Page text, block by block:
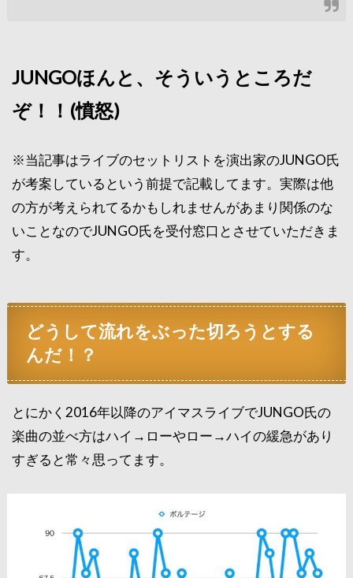
JUNGOほんと、そういうところだ
ぞ！！(憤怒)
※当記事はライブのセットリストを演出家のJUNGO氏
が考案しているという前提で記載してます。実際は他
の方が考えられてるかもしれませんがあまり関係のな
いことなのでJUNGO氏を受付窓口とさせていただきま
す。
どうして流れをぶった切ろうとする
んだ！？
とにかく2016年以降のアイマスライブでJUNGO氏の
楽曲の並べ方はハイ→ローやロー→ハイの緩急があり
すぎると常々思ってます。